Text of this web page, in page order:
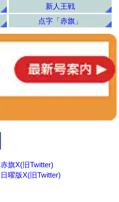
新人王戦
点字「赤旗」
旗X(旧Twitter)
曜版X(旧Twitter)